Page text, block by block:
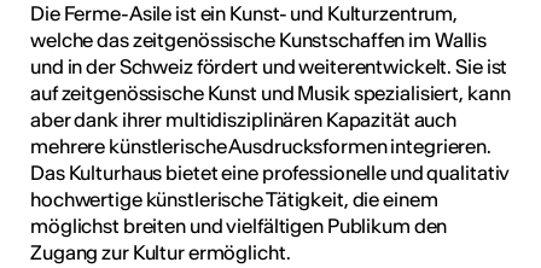
Die Ferme-Asile ist ein Kunst- und Kulturzentrum,
welche das zeitgenössische Kunstschaffen im Wallis
und in der Schweiz fördert und weiterentwickelt. Sie ist
auf zeitgenössische Kunst und Musik spezialisiert, kann
aber dank ihrer multidisziplinären Kapazität auch
mehrere künstlerische Ausdrucksformen integrieren.
Das Kulturhaus bietet eine professionelle und qualitativ
hochwertige künstlerische Tätigkeit, die einem
möglichst breiten und vielfältigen Publikum den
Zugang zur Kultur ermöglicht.